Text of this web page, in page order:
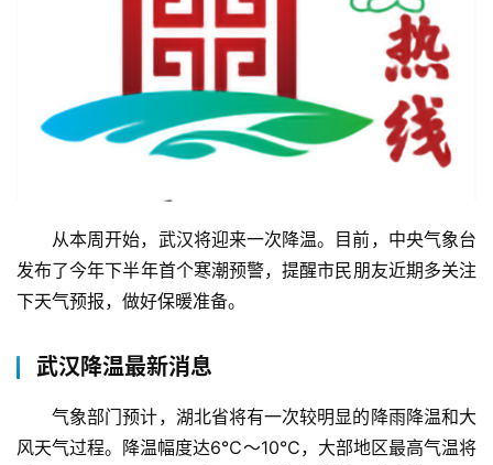
从本周开始，武汉将迎来一次降温。目前，中央气象台
发布了今年下半年首个寒潮预警，提醒市民朋友近期多关注
下天气预报，做好保暖准备。
武汉降温最新消息
气象部门预计，湖北省将有一次较明显的降雨降温和大
风天气过程。降温幅度达6℃～10℃，大部地区最高气温将